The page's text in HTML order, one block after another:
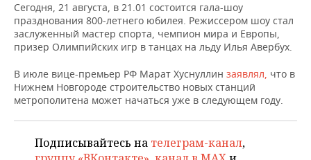
ВУЗЫ ТАТАРСТАНА
КОМУ ПРИНАДЛЕЖАТ
ТОРГОВЫЕ ЦЕНТРЫ
БАНКИ
БЮДЖЕТ
ИНВЕСТИЦИИ
АГРОПРОМ
МАШИНОСТРОЕНИЕ
НЕФТЕХИМИЯ
НЕФТЬ
ОПК
НОВОСТИ НЕДВИЖИМОСТИ
АВТО
НОВОСТИ АВТО
БИЗНЕС
НОВОСТИ БИЗНЕСА
РОЗНИЧНАЯ ТОРГОВЛЯ
ТРАНСПОРТ
ТЕХНОЛОГИИ
НОВОСТИ ТЕХНОЛОГИЙ
МЕРОПРИЯТИЯ
НОВОСТИ МЕРОПРИЯТИЙ
СПОРТ
Сегодня, 21 августа, в 21.01 состоится гала-шоу
празднования 800-летнего юбилея. Режиссером шоу стал
заслуженный мастер спорта, чемпион мира и Европы,
призер Олимпийских игр в танцах на льду Илья Авербух.
В июле вице-премьер РФ Марат Хуснуллин заявлял, что в
Нижнем Новгороде строительство новых станций
метрополитена может начаться уже в следующем году.
Подписывайтесь на телеграм-канал,